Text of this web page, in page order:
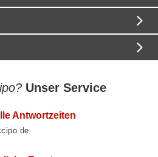
Unser Service
Antwortzeiten